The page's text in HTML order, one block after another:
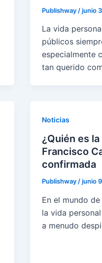
Publishway /junio
La vida
públicos
especialmente
tan querido
Noticias
¿Quién es
Francisco
confirmada
Publishway /junio
En el mundo
la vida
a menudo